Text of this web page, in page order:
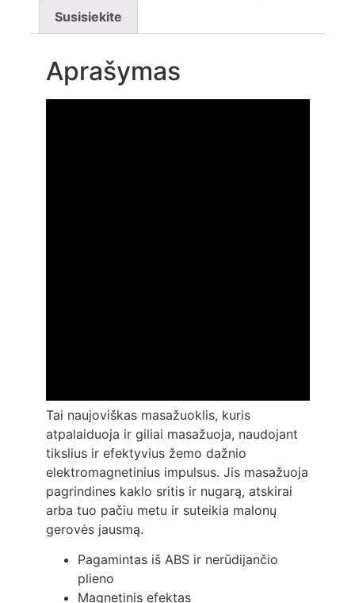
Susisiekite
Aprašymas
Tai naujoviškas masažuoklis, kuris
atpalaiduoja ir giliai masažuoja, naudojant
tikslius ir efektyvius žemo dažnio
elektromagnetinius impulsus. Jis masažuoja
pagrindines kaklo sritis ir nugarą, atskirai
arba tuo pačiu metu ir suteikia malonų
gerovės jausmą.
Pagamintas iš ABS ir nerūdijančio
plieno
Magnetinis efektas